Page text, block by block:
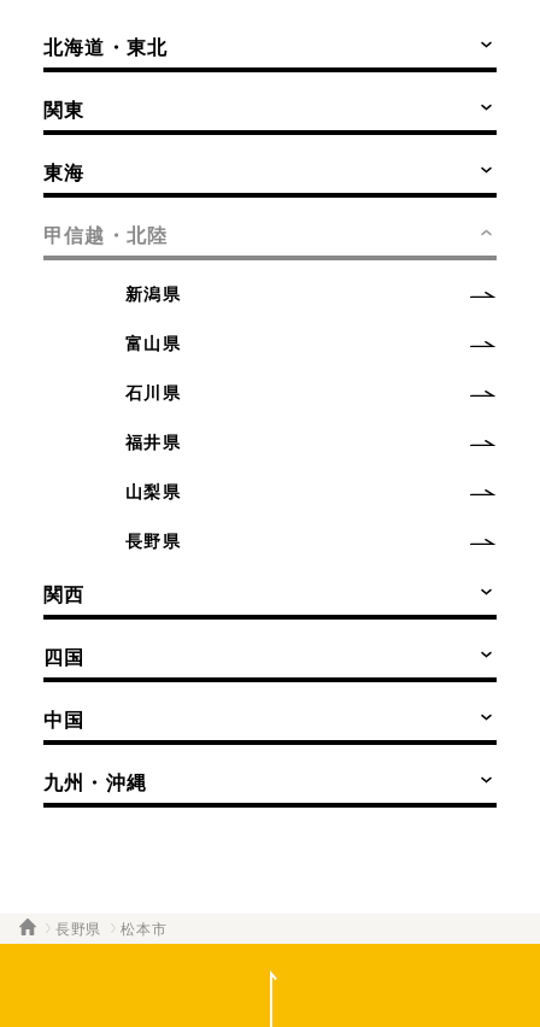
北海道・東北
関東
東海
甲信越・北陸
新潟県
富山県
石川県
福井県
山梨県
長野県
関西
四国
中国
九州・沖縄
長野県 松本市